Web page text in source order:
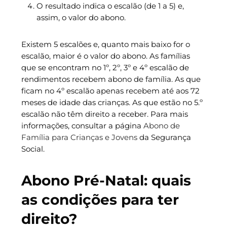
O resultado indica o escalão (de 1 a 5) e,
assim, o valor do abono.
Existem 5 escalões e, quanto mais baixo for o
escalão, maior é o valor do abono. As famílias
que se encontram no 1º, 2º, 3º e 4º escalão de
rendimentos recebem abono de família. As que
ficam no 4º escalão apenas recebem até aos 72
meses de idade das crianças. As que estão no 5.º
escalão não têm direito a receber. Para mais
informações, consultar a página Abono de
Família para Crianças e Jovensda Segurança
Social.
Abono Pré-Natal: quais
as condições para ter
direito?